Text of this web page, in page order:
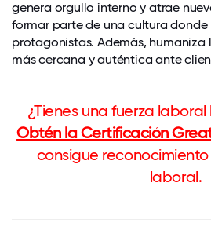
genera orgullo interno y atrae
formar parte de una cultura donde
protagonistas. Además, humaniza
más cercana y auténtica ante
¿Tienes una fuerza
Obtén la Certificación
consigue
laboral.